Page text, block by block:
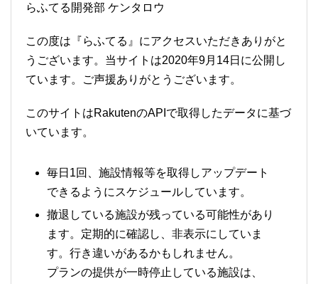
らふてる開発部 ケンタロウ
この度は『らふてる』にアクセスいただきありがと
うございます。当サイトは2020年9月14日に公開し
ています。ご声援ありがとうございます。
このサイトはRakutenのAPIで取得したデータに基づ
いています。
毎日1回、施設情報等を取得しアップデート
できるようにスケジュールしています。
撤退している施設が残っている可能性があり
ます。定期的に確認し、非表示にしていま
す。行き違いがあるかもしれません。
プランの提供が一時停止している施設は、